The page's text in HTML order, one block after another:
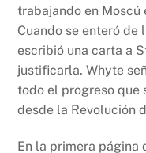
trabajando en Moscú
Cuando se enteró de
escribió una carta a
justificarla. Whyte
todo el progreso que
desde la Revolución
En la primera página